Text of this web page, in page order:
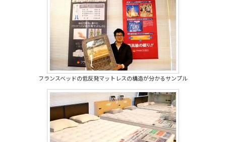
フランスベッドの低反発マットレスの構造が分かるサンプル